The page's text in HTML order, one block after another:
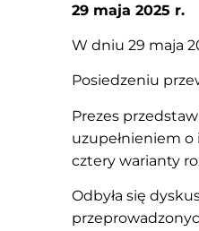
29 maja 2025 r.
W dniu 29 maja
Posiedzeniu
Prezes
uzupełnieniem
cztery warianty
Odbyła się